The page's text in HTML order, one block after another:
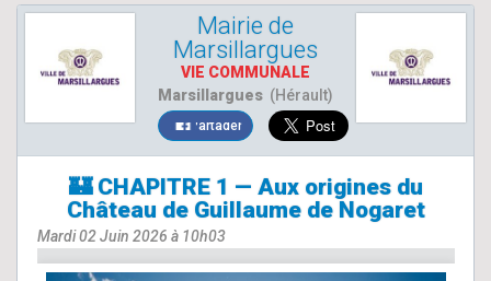
Mairie de
Marsillargues
VIE COMMUNALE
Marsillargues (Hérault)
Partager
🏰 CHAPITRE 1 — Aux origines du
Château de Guillaume de Nogaret
Mardi 02 Juin 2026 à 10h03